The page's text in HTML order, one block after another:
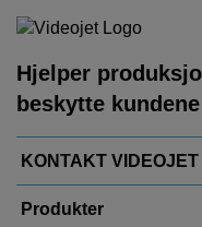
Hjelper
beskytte
KONTAKT VIDEOJET
Produkter